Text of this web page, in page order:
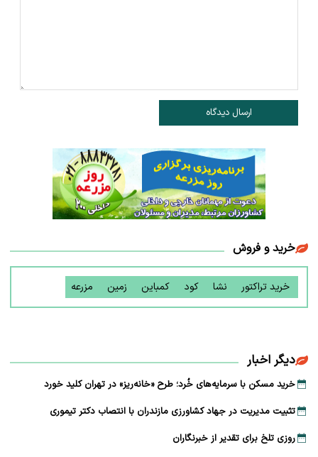
ارسال دیدگاه
خرید و فروش
خرید تراکتور نشا کود کمباین زمین مزرعه
دیگر اخبار
خرید مسکن با سرمایه‌های خُرد؛ طرح «خانه‌ریز» در تهران کلید خورد
تثبیت مدیریت در جهاد کشاورزی مازندران با انتصاب دکتر تیموری
روزی تلخ برای تقدیر از خبرنگاران